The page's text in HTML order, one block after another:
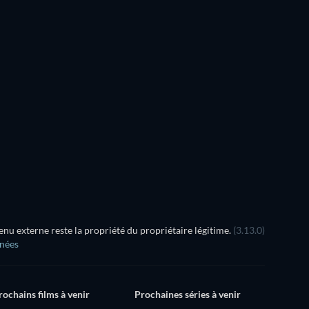
externe reste la propriété du propriétaire légitime. (3.13.0)
films à venir Prochaines séries à venir